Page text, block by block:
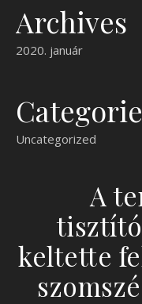
Archives
2020. január
Uncategorized
A
keltette